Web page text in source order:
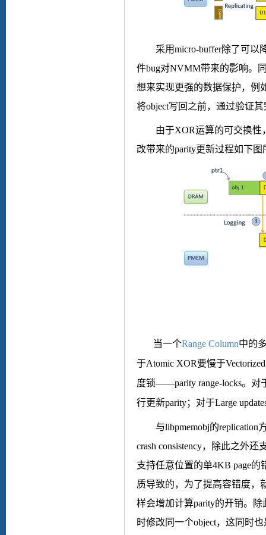
采用micro-buffer除了可以
件bug对NVMM带来的影响。
想来实现更强的数据保护，例
将object写回之前，通过验证
由于XOR运算的可交换性
改带来的parity更新过程如下图
当一个Range Column中的
于Atomic XOR要慢于
度锁——parity range-locks。对
行更新parity；对于Large
与libpmemobj的replication
crash consistency，除此之外还
支持任意位置的单4KB page的
质导致的，为了提高容错度，
样会增加计算parity的开销。除
时修改同一个object，这同时也